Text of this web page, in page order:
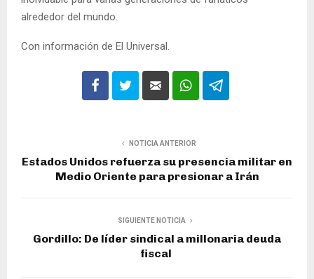
alrededor del mundo.
Con información de El Universal.
NOTICIA ANTERIOR
Estados Unidos refuerza su presencia militar en
Medio Oriente para presionar a Irán
SIGUIENTE NOTICIA
Gordillo: De líder sindical a millonaria deuda
fiscal